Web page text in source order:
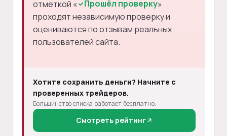
отметкой «
Прошёл проверку»
проходят независимую проверку и
оцениваются по отзывам реальных
пользователей сайта.
Хотите сохранить деньги? Начните с
проверенных трейдеров.
Большинство списка работает бесплатно.
Смотреть рейтинг